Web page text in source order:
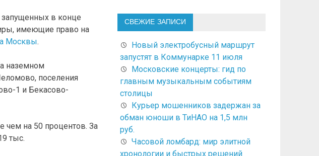
в конце
имеющие право на
Москвы.
наземном
поселения
1 и Бекасово-
чем на 50 процентов. За
тыс.
СВЕЖИЕ ЗАПИСИ
Новый электробусный маршрут
запустят в Коммунарке 11 июля
Московские концерты: гид по
главным музыкальным событиям
столицы
Курьер мошенников задержан за
обман юноши в ТиНАО на 1,5 млн
руб.
Часовой ломбард: мир элитной
хронологии и быстрых решений